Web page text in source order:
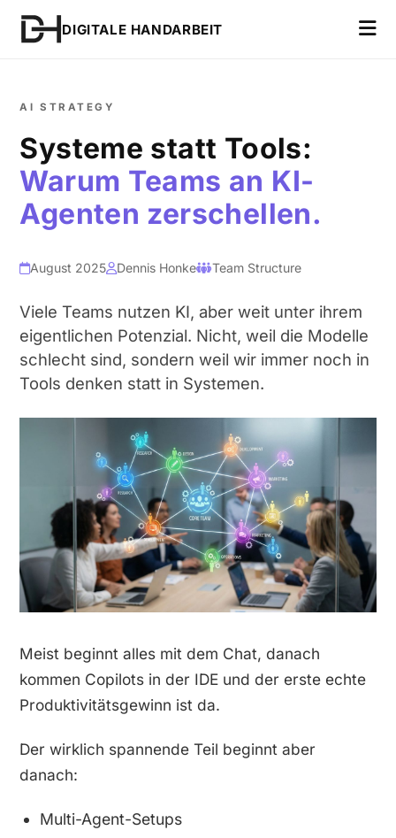
DIGITALE HANDARBEIT
AI STRATEGY
Systeme statt Tools:
Warum Teams an KI-
Agenten zerschellen.
August 2025 Dennis Honke Team Structure
Viele Teams nutzen KI, aber weit unter ihrem
eigentlichen Potenzial. Nicht, weil die Modelle
schlecht sind, sondern weil wir immer noch in
Tools denken statt in Systemen.
Meist beginnt alles mit dem Chat, danach
kommen Copilots in der IDE und der erste echte
Produktivitätsgewinn ist da.
Der wirklich spannende Teil beginnt aber
danach:
Multi-Agent-Setups